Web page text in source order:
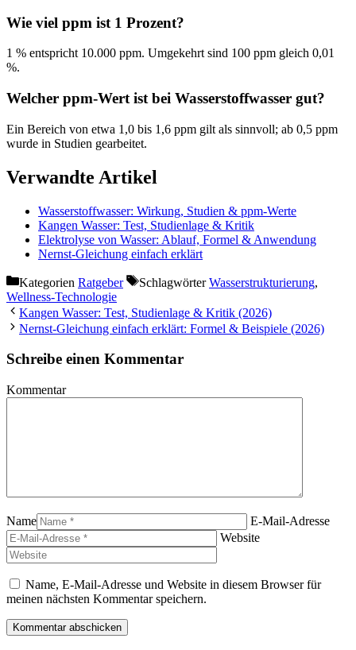
Wie viel ppm ist 1 Prozent?
1 % entspricht 10.000 ppm. Umgekehrt sind 100 ppm gleich 0,01
%.
Welcher ppm-Wert ist bei Wasserstoffwasser gut?
Ein Bereich von etwa 1,0 bis 1,6 ppm gilt als sinnvoll; ab 0,5 ppm
wurde in Studien gearbeitet.
Verwandte Artikel
Wasserstoffwasser: Wirkung, Studien & ppm-Werte
Kangen Wasser: Test, Studienlage & Kritik
Elektrolyse von Wasser: Ablauf, Formel & Anwendung
Nernst-Gleichung einfach erklärt
Kategorien Ratgeber SchlagwörterWasserstrukturierung,
Wellness-Technologie
Kangen Wasser: Test, Studienlage & Kritik (2026)
Nernst-Gleichung einfach erklärt: Formel & Beispiele (2026)
Schreibe einen Kommentar
Kommentar
Name
E-Mail-Adresse
Website
Name, E-Mail-Adresse und Website in diesem Browser für
meinen nächsten Kommentar speichern.